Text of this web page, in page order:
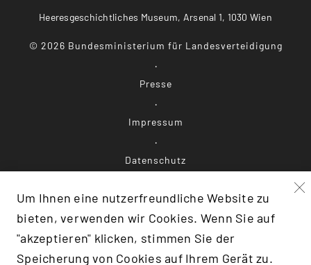
Heeresgeschichtliches Museum, Arsenal 1, 1030 Wien
© 2026 Bundesministerium für Landesverteidigung
Presse
Impressum
Datenschutz
Barrierefreiheit
Um Ihnen eine nutzerfreundliche Website zu
bieten, verwenden wir Cookies. Wenn Sie auf
"akzeptieren" klicken, stimmen Sie der
Speicherung von Cookies auf Ihrem Gerät zu.